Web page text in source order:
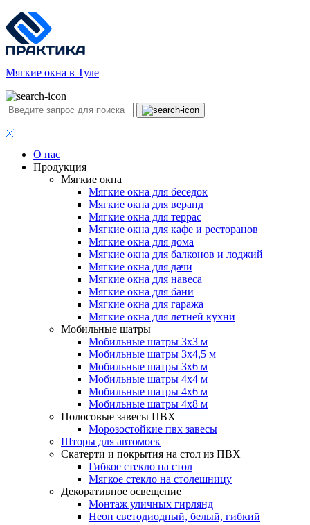
Мягкие окна в Туле
О нас
Продукция
Мягкие окна
Мягкие окна для беседок
Мягкие окна для веранд
Мягкие окна для террас
Мягкие окна для кафе и ресторанов
Мягкие окна для дома
Мягкие окна для балконов и лоджий
Мягкие окна для дачи
Мягкие окна для навеса
Мягкие окна для бани
Мягкие окна для гаража
Мягкие окна для летней кухни
Мобильные шатры
Мобильные шатры 3х3 м
Мобильные шатры 3х4,5 м
Мобильные шатры 3х6 м
Мобильные шатры 4х4 м
Мобильные шатры 4х6 м
Мобильные шатры 4х8 м
Полосовые завесы ПВХ
Морозостойкие пвх завесы
Шторы для автомоек
Скатерти и покрытия на стол из ПВХ
Гибкое стекло на стол
Мягкое стекло на столешницу
Декоративное освещение
Монтаж уличных гирлянд
Неон светодиодный, белый, гибкий